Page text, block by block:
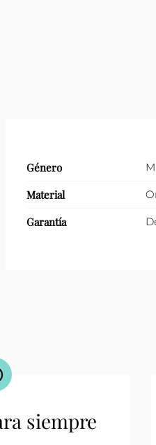
Género
Material
Garantía
siempre